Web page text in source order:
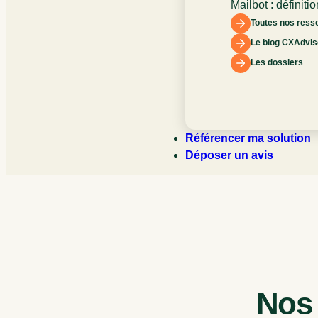
Mailbot :
fonctionnement
l’expérience
Toutes nos
Le blog
Les dossiers
Référencer ma solution
Déposer un avis